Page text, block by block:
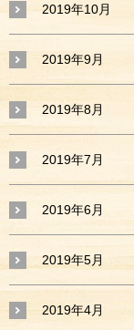
2019年10月
2019年9月
2019年8月
2019年7月
2019年6月
2019年5月
2019年4月